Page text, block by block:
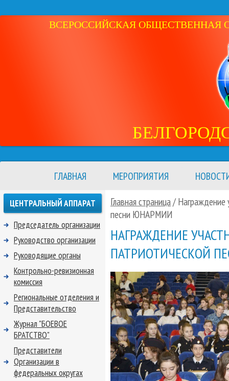
ВСЕРОССИЙСКАЯ ОБЩЕСТВЕННАЯ
ГЛАВНАЯ МЕРОПРИЯТИЯ
Главная страница/ Награждение
песни ЮНАРМИИ
НАГРАЖДЕНИЕ
ПАТРИОТИЧЕСКОЙ
ЦЕНТРАЛЬНЫЙ АППАРАТ
Председатель организации
Руководство организации
Руководящие органы
Контрольно-ревизионная
комиссия
Региональные отделения и
Представительство
Журнал "БОЕВОЕ
БРАТСТВО"
Представители
Организации в
федеральных округах